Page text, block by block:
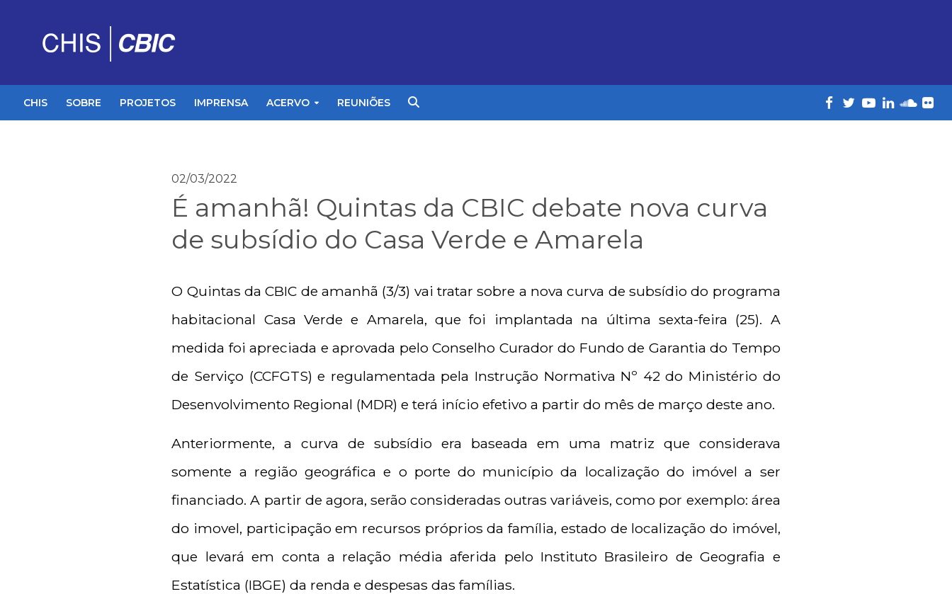
CHIS SOBRE PROJETOS IMPRENSA ACERVO REUNIÕES
02/03/2022
É amanhã! Quintas da CBIC debate nova curva
de subsídio do Casa Verde e Amarela
O Quintas da CBIC de amanhã (3/3) vai tratar sobre a nova curva de subsídio do programa
habitacional Casa Verde e Amarela, que foi implantada na última sexta-feira (25). A
medida foi apreciada e aprovada pelo Conselho Curador do Fundo de Garantia do Tempo
de Serviço (CCFGTS) e regulamentada pela Instrução Normativa Nº 42 do Ministério do
Desenvolvimento Regional (MDR) e terá início efetivo a partir do mês de março deste ano.
Anteriormente, a curva de subsídio era baseada em uma matriz que considerava
somente a região geográfica e o porte do município da localização do imóvel a ser
financiado. A partir de agora, serão consideradas outras variáveis, como por exemplo: área
do imovel, participação em recursos próprios da família, estado de localização do imóvel,
que levará em conta a relação média aferida pelo Instituto Brasileiro de Geografia e
Estatística (IBGE) da renda e despesas das famílias.